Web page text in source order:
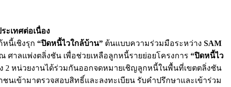
ะเทศต่อเนื่อง
หนี้เชิงรุก “ปิดหนี้ไวใกล้บ้าน” ต้นแบบความร่วมมือระหว่าง SAM
ศาลแพ่งตลิ่งชัน เพื่อช่วยเหลือลูกหนี้รายย่อยโครงการ “ปิดหนี้ไว
ง 2 หน่วยงานได้ร่วมกันออกจดหมายเชิญลูกหนี้ในพื้นที่เขตตลิ่งชัน
เข้ามาตรวจสอบสิทธิ์และลงทะเบียน รับคำปรึกษาและเข้าร่วม